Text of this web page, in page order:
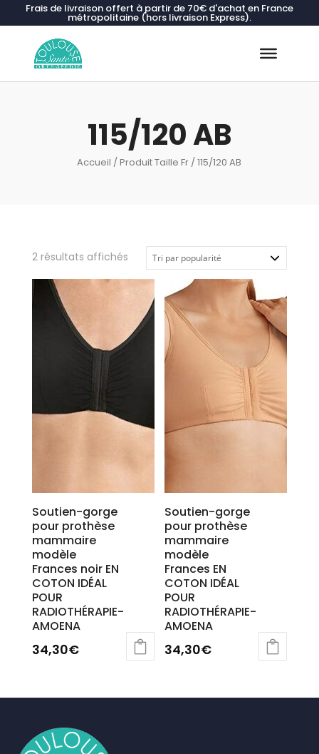
Frais de livraison offert à partir de 70€ d'achat en France
métropolitaine (hors livraison Express).
115/120 AB
Accueil / Produit Taille Fr / 115/120 AB
2 résultats affichésTrié
popularité
Soutien-gorge
pour prothèse
mammaire
modèle
Frances noir EN
COTON IDÉAL
POUR
RADIOTHÉRAPIE-
AMOENA
34,30€
a
variations.
Les
Soutien-gorge
pour prothèse
mammaire
modèle
Frances EN
COTON IDÉAL
POUR
RADIOTHÉRAPIE-
AMOENA
34,30€
a